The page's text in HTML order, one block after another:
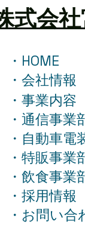
６年目
のぼり
式会
・HOME
・会社情報
・事業内容
・通信事業
・自動車電
・特販事業
・飲食事業
・採用情報
・お問い合